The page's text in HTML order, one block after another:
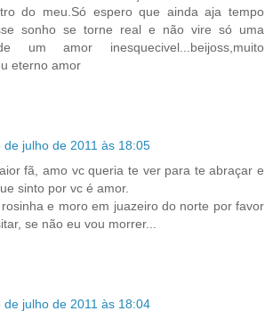
do meu.Só espero que ainda aja tempo
sonho se torne real e não vire só uma
um amor inesquecivel...beijoss,muito
eterno amor
de julho de 2011 às 18:05
fã, amo vc queria te ver para te abraçar e
sinto por vc é amor.
e moro em juazeiro do norte por favor
se não eu vou morrer...
de julho de 2011 às 18:04